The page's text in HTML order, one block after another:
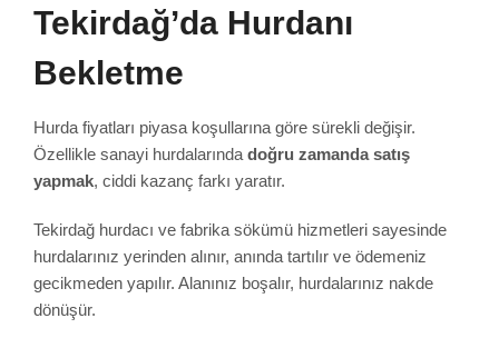
Tekirdağ’da Hurdanı
Bekletme
Hurda fiyatları piyasa koşullarına göre sürekli değişir.
Özellikle sanayi hurdalarında doğru zamanda satış
yapmak, ciddi kazanç farkı yaratır.
Tekirdağ hurdacı ve fabrika sökümü hizmetleri sayesinde
hurdalarınız yerinden alınır, anında tartılır ve ödemeniz
gecikmeden yapılır. Alanınız boşalır, hurdalarınız nakde
dönüşür.